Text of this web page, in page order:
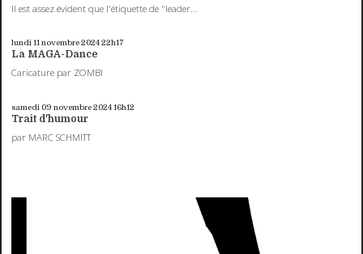
Il est assez évident que l'étiquette de "leader...
lundi 11novembre 202422h17
La MAGA-Dance
Caricature par ZOMBI
samedi 09 novembre 202416h12
Trait d'humour
par MARC SCHMITT